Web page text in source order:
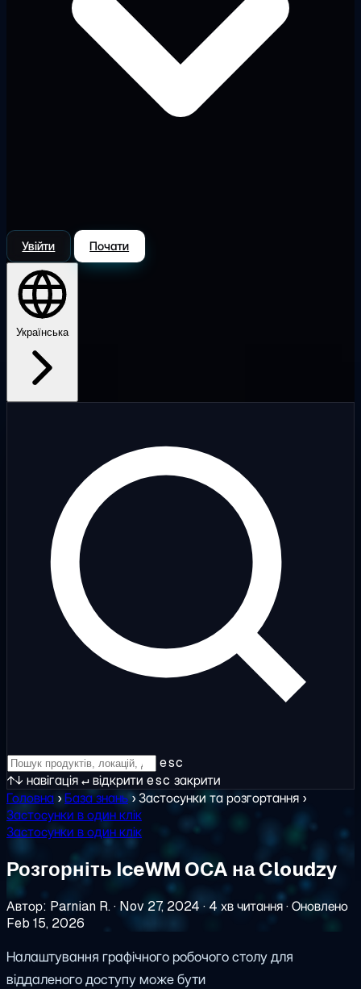
Увійти Почати
Українська
esc
↑↓ навігація↵відкрити esc закрити
Головна ›База знань ›Застосунки та розгортання ›
Застосунки в один клік
Застосунки в один клік
Розгорніть IceWM OCA на Cloudzy
Автор: Parnian R.· Nov 27, 2024 · 4 хв читання·Оновлено
Feb 15, 2026
Налаштування графічного робочого столу для
віддаленого доступу може бути